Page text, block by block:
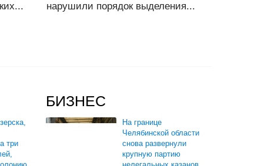
нарушили порядок выделения...
три
БИЗНЕС
На границе
Челябинской области
снова развернули
крупную партию